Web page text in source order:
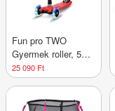
Fun pro TWO
Gyermek roller, 5
évtől, LED kerekek,
80 kg,
állítható magasságú
25 090 Ft